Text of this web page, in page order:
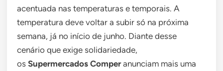
acentuada nas temperaturas e temporais. A
temperatura deve voltar a subir só na próxima
semana, já no início de junho. Diante desse
cenário que exige solidariedade,
os Supermercados Comperanunciam mais uma